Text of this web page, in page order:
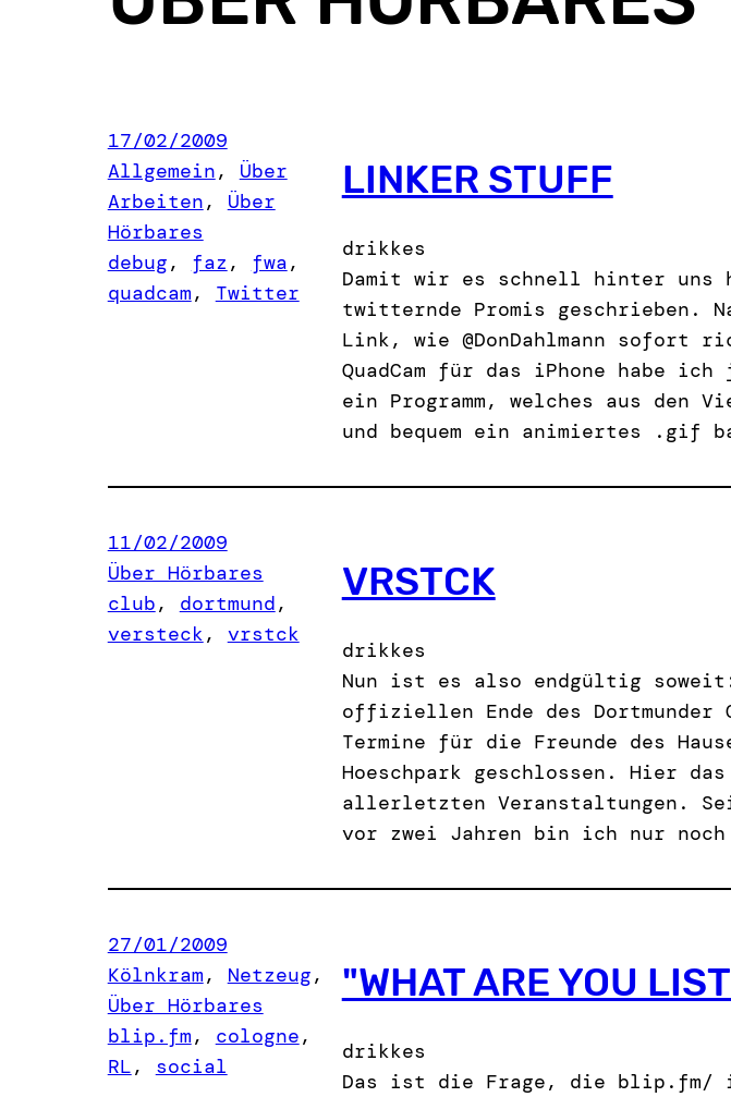
17/02/2009
Allgemein, Über
Arbeiten, Über
Hörbares
debug, faz , fwa
quadcam, Twitter
LINKER STUFF
drikkes
Damit wir es schnell hinter uns
twitternde Promis geschrieben.
Link, wie @DonDahlmann
QuadCam für das iPhone habe
ein Programm, welches aus den
und bequem ein animiertes .gif
11/02/2009
Über Hörbares
club, dortmund
versteck, vrstck
VRSTCK
drikkes
Nun ist es also endgültig
offiziellen Ende des Dortmunder
Termine für die Freunde des
Hoeschpark geschlossen. Hier
allerletzten Veranstaltungen. Seit
vor zwei Jahren bin ich nur
27/01/2009
Kölnkram, Netzeug
Über Hörbares
blip.fm, cologne
RL, social
"WHAT ARE YOU
drikkes
Das ist die Frage, die blip.fm/